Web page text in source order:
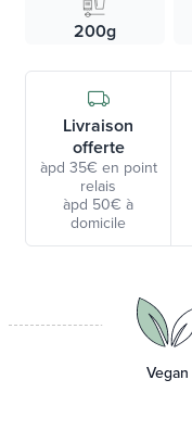
200g
Livraison
offerte
àpd 35€ en point
relais
àpd 50€ à
domicile
Vegan